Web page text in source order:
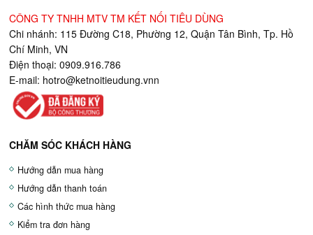
CÔNG TY TNHH MTV TM KẾT NỐI TIÊU DÙNG
Chi nhánh: 115 Đường C18, Phường 12, Quận Tân Bình, Tp. Hồ
Chí Minh, VN
Điện thoại: 0909.916.786
E-mail: hotro@ketnoitieudung.vnn
CHĂM SÓC KHÁCH HÀNG
Hướng dẫn mua hàng
Hướng dẫn thanh toán
Các hình thức mua hàng
Kiểm tra đơn hàng